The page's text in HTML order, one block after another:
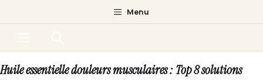
au
Menu
Huile essentielle douleurs musculaires : Top 8 solutions